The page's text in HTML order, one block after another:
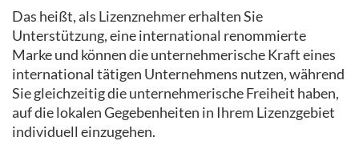
Das heißt, als Lizenznehmer erhalten Sie
Unterstützung, eine international renommierte
Marke und können die unternehmerische Kraft eines
international tätigen Unternehmens nutzen, während
Sie gleichzeitig die unternehmerische Freiheit haben,
auf die lokalen Gegebenheiten in Ihrem Lizenzgebiet
individuell einzugehen.